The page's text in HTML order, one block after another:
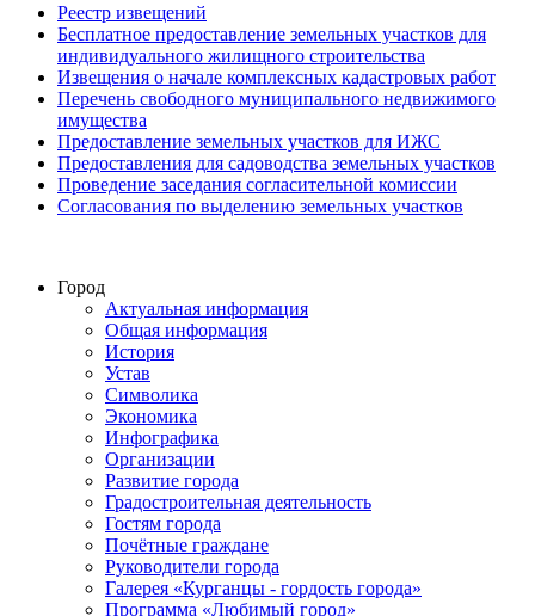
Реестр извещений
Бесплатное предоставление земельных участков для
индивидуального жилищного строительства
Извещения о начале комплексных кадастровых работ
Перечень свободного муниципального недвижимого
имущества
Предоставление земельных участков для ИЖС
Предоставления для садоводства земельных участков
Проведение заседания согласительной комиссии
Согласования по выделению земельных участков
Город
Актуальная информация
Общая информация
История
Устав
Символика
Экономика
Инфографика
Организации
Развитие города
Градостроительная деятельность
Гостям города
Почётные граждане
Руководители города
Галерея «Курганцы - гордость города»
Программа «Любимый город»